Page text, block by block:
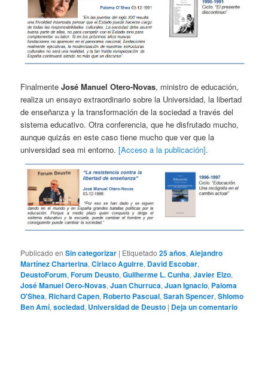
FinalmenteJosé Manuel Otero-Novas, ministro de educación,
realiza un ensayo extraordinario sobre la Universidad, la libertad
de enseñanza y la transformación de la sociedad a través del
sistema educativo. Otra conferencia, que he disfrutado mucho,
aunque quizás en este caso tiene mucho que ver que la
universidad sea mi entorno.[Acceso a la publicación].
Publicado en Sin categorizar | Etiquetado 25 años,Alejandro
Martínez Charterina,Ciriaco Aguirre, David Escobar,
DeustoForum,Forum Deusto,Guilherme L. Cunha,Javier Elzo,
José Manuel Oero-Novas,Juan Churruca,Juan Ignacio, Paloma
O'Shea, Richard Capen, Roberto Pascual,Sarah Spencer,Shlomo
Ben Amí,sociedad, Universidad de Deusto | Deja un comentario